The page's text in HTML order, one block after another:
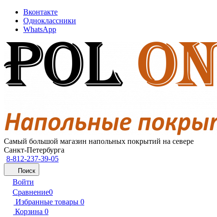
Вконтакте
Одноклассники
WhatsApp
Самый большой магазин напольных покрытий на севере
Санкт-Петербурга
8-812-237-39-05
Поиск
Войти
Сравнение0
Избранные товары 0
Корзина 0